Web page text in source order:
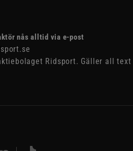
nås alltid via e-post
Ridsport. Gäller all text